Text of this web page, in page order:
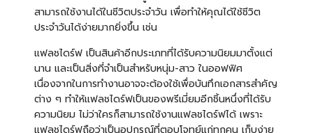
สามารถใช้งานได้ในชีวิตประจำวัน เพื่อทำให้คุณได้ใช้ชีวิต
ประจำวันได้ง่ายมากยิ่งขึ้น เช่น
แฟลชไดร์ฟเป็นสินค้าอีกประเภทที่ได้รับความนิยมมาตั้งแต่
นาน และเป็นสิ่งที่จำเป็นสำหรับหนุ่ม-สาว ในออฟฟิศ
เนื่องจากในการทำงานอาจจะต้องใช้เพื่อบันทึกเอกสารสำคัญ
ต่าง ๆ ทำให้แฟลชไดร์ฟเป็นของพรีเมี่ยมอีกชิ้นหนึ่งที่ได้รับ
ความนิยม ไม่ว่าใครก็สามารถใช้งานแฟลชไดร์ฟได้ เพราะ
แฟลชไดร์ฟถือว่าเป็นอุปกรณ์ที่ตอบโจทย์แก่ทุกคน เก็บง่าย